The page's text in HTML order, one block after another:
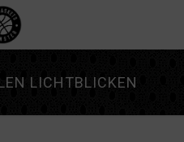
LICHTBLICKEN